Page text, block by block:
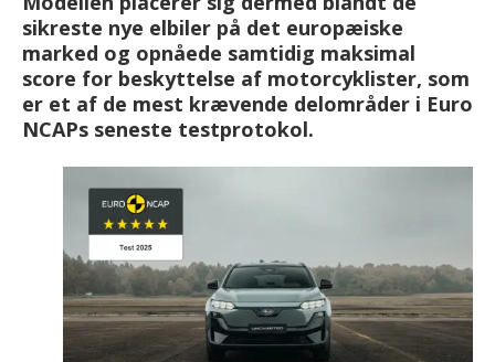
sikreste nye elbiler på det europæiske
marked og opnåede samtidig maksimal
score for beskyttelse af motorcyklister, som
er et af de mest krævende delområder i Euro
NCAPs seneste testprotokol.